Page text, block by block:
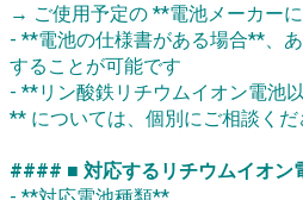
→ ご使用予定の **電池メーカー
- **電池の仕様書がある場合**、
することが可能です
- **リン酸鉄リチウムイオン電池
** については、個別にご相談くだ
#### ■ 対応するリチウムイオン